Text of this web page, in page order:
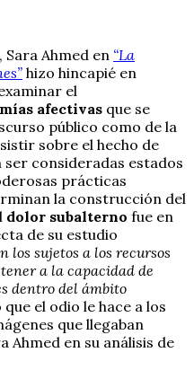
Sara Ahmed en “La
hizo hincapié en
el
afectivas que se
público como de la
sobre el hecho de
ser consideradas estados
prácticas
la construcción del
dolor subalterno fue en
de su estudio
los sujetos a los recursos
a la capacidad de
dentro del ámbito
el odio le hace a los
que llegaban
Ahmed en su análisis de